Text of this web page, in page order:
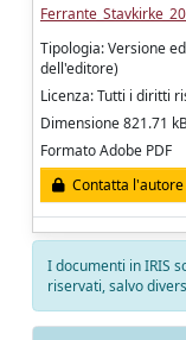
Tipologia: Versione
dell'editore)
Licenza: Tutti i diritti
Dimensione 821.71
Formato Adobe PDF
Contatta l'autore
I documenti in IRIS
riservati, salvo